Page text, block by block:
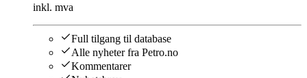
inkl. mva
Full tilgang til database
Alle nyheter fra Petro.no
Kommentarer